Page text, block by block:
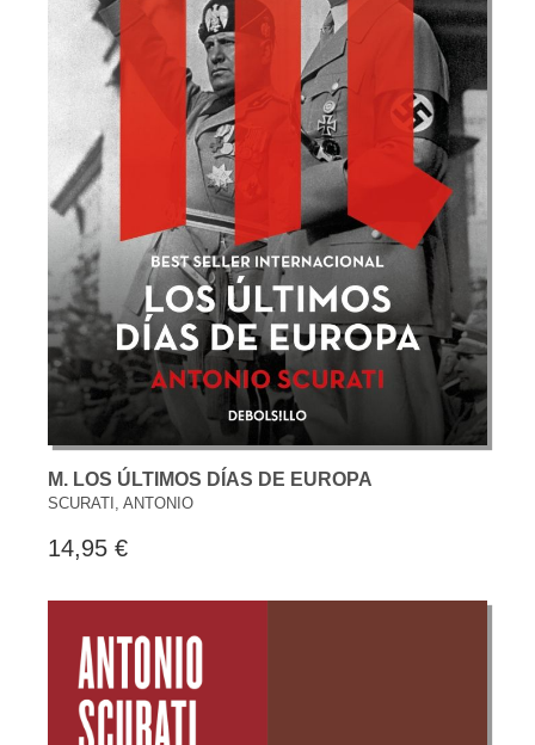
M. LOS ÚLTIMOS DÍAS DE EUROPA
SCURATI, ANTONIO
14,95 €